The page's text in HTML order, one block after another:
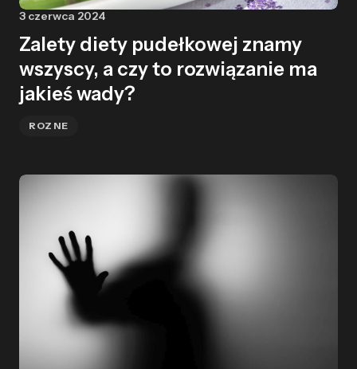
3 czerwca 2024
Zalety diety pudełkowej znamy
wszyscy, a czy to rozwiązanie ma
jakieś wady?
ROZNE